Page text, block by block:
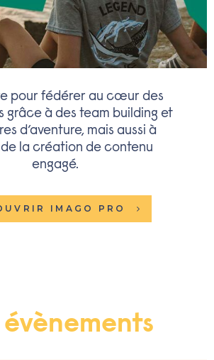
pour fédérer au cœur des
grâce à des team building et
d’aventure, mais aussi à
la création de contenu
engagé.
IMAGO PRO
évènements